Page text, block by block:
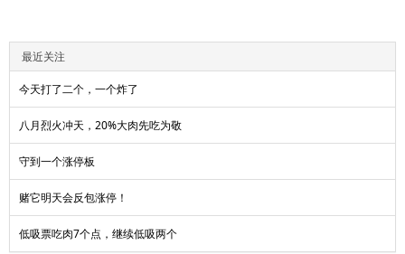
最近关注
今天打了二个，一个炸了
八月烈火冲天，20%大肉先吃为敬
守到一个涨停板
赌它明天会反包涨停！
低吸票吃肉7个点，继续低吸两个